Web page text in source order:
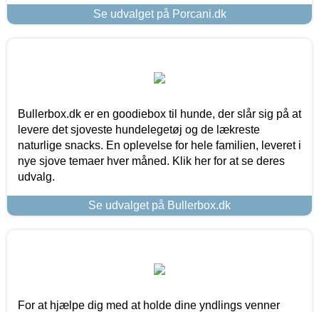
Se udvalget på Porcani.dk
Bullerbox.dk er en goodiebox til hunde, der slår sig på at
levere det sjoveste hundelegetøj og de lækreste
naturlige snacks. En oplevelse for hele familien, leveret i
nye sjove temaer hver måned. Klik her for at se deres
udvalg.
Se udvalget på Bullerbox.dk
For at hjælpe dig med at holde dine yndlings venner